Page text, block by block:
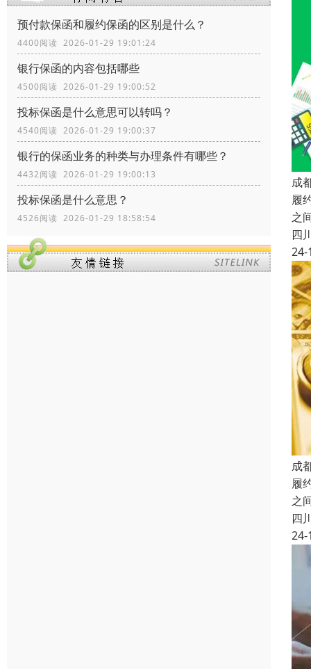
预付款保函和履约保函的区别是什么？
4400阅读 2026-01-29 19:01:24
银行保函的内容包括哪些
4500阅读 2026-01-29 19:00:52
投标保函是什么意思可以转吗？
4540阅读 2026-01-29 19:00:37
银行的保函业务的种类与办理条件有哪些？
4432阅读 2026-01-29 19:00:13
投标保函是什么意思？
4526阅读 2026-01-29 18:58:54
成
履
之
四
24-
成
履
之
四
24-